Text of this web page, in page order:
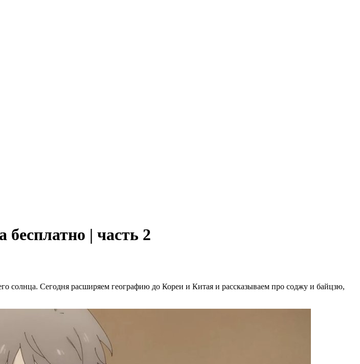
бесплатно | часть 2
солнца. Сегодня расширяем географию до Кореи и Китая и рассказываем про соджу и байцзю,